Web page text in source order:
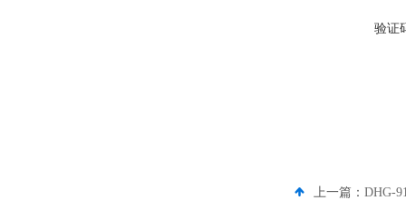
验证
上一篇： DHG-